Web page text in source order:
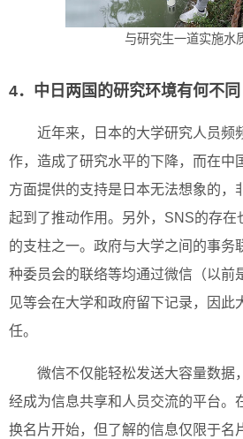
与研究生一道实施水
4．中日两国的研究环境有何不同
近年来，日本的大学研究人员频
作，造成了研究水平的下降，而在中
方面提供的支持是日本无法想象的，
起到了推动作用。另外，SNS的存在
的支柱之一。政府与大学之间的事务
种委员会的联络等均通过微信（以前
见等会在大学和政府留下记录，因此
任。
微信不仅能轻松发送大容量数据
经成为信息共享和人员交流的平台。
换名片开始，但了解的信息仅限于名